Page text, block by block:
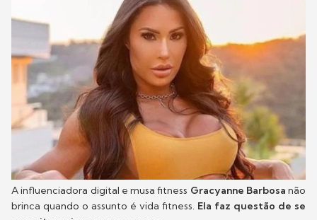
A influenciadora digital e musa fitness Gracyanne Barbosa não
brinca quando o assunto é vida fitness. Ela faz questão de se